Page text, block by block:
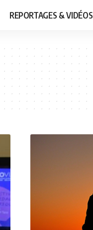
REPORTAGES & VIDÉOS